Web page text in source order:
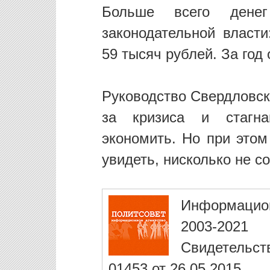
Больше всего
законодательной
59 тысяч рублей. За
Руководство
за кризиса и
экономить. Но при
увидеть, нисколько не
2003-2021